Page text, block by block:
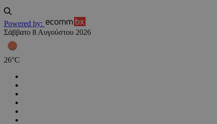
Powered by:
Σάββατο 8 Αυγούστου 2026
26°C